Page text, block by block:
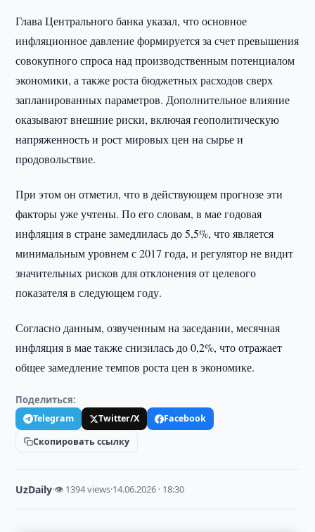
Глава Центрального банка указал, что основное
инфляционное давление формируется за счет превышения
совокупного спроса над производственным потенциалом
экономики, а также роста бюджетных расходов сверх
запланированных параметров. Дополнительное влияние
оказывают внешние риски, включая геополитическую
напряженность и рост мировых цен на сырье и
продовольствие.
При этом он отметил, что в действующем прогнозе эти
факторы уже учтены. По его словам, в мае годовая
инфляция в стране замедлилась до 5,5%, что является
минимальным уровнем с 2017 года, и регулятор не видит
значительных рисков для отклонения от целевого
показателя в следующем году.
Согласно данным, озвученным на заседании, месячная
инфляция в мае также снизилась до 0,2%, что отражает
общее замедление темпов роста цен в экономике.
Поделиться:
Telegram Twitter/X
Facebook
Скопировать ссылку
UzDaily·👁 1394 views·14.06.2026 · 18:30